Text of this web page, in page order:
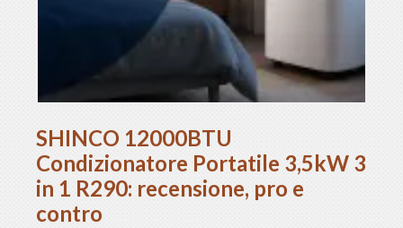
SHINCO 12000BTU
Condizionatore Portatile 3,5kW 3
in 1 R290: recensione, pro e
contro